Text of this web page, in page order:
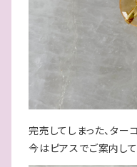
完売してしまった、ター
今はピアスでご案内して